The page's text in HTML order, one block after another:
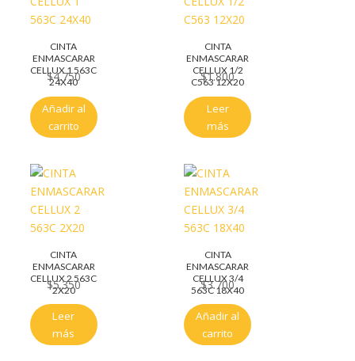
CINTA
ENMASCARAR
CELLUX 1 563C
24X40
$4.750
Añadir al
carrito
CINTA
ENMASCARAR
CELLUX 1/2
C563 12X20
$1.800
Leer
más
CINTA
ENMASCARAR
CELLUX 2 563C
2X20
$5.350
Leer
más
CINTA
ENMASCARAR
CELLUX 3/4
563C 18X40
$3.700
Añadir al
carrito